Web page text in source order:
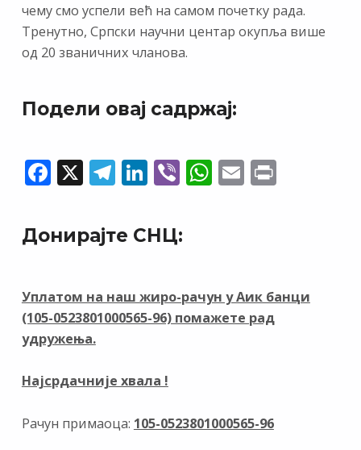
чему смо успели већ на самом почетку рада.
Тренутно, Српски научни центар окупља више
од 20 званичних чланова.
Подели овај садржај:
F
e
b
o
k
X T
e
gr
m
Li
k
e
n
Vi
er
W
p
p
E Pr
Донирајте СНЦ:
Уплатом на наш жиро-рачун у Аик банци
(105-0523801000565-96) помажете рад
удружења.
Најсрдачније хвала !
Рачун примаоца: 105-0523801000565-96